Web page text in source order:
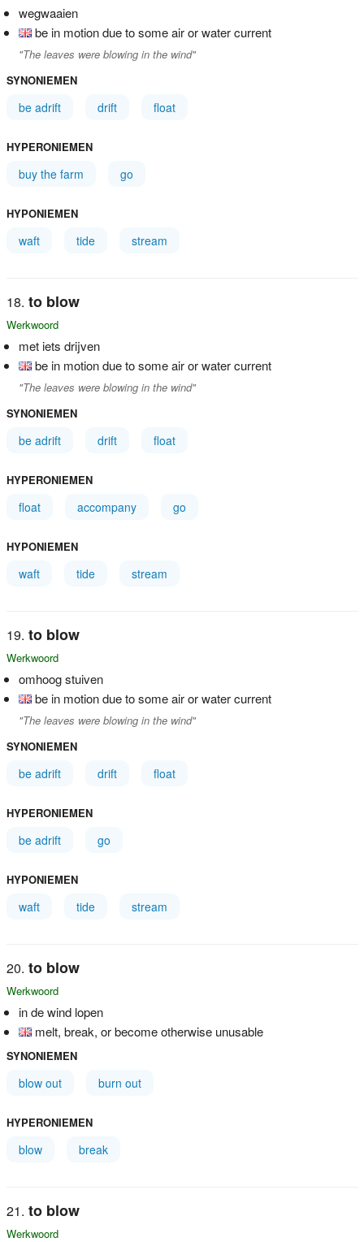
wegwaaien
be in motion due to some air or water current
"The leaves were blowing in the wind"
SYNONIEMEN
be adrift drift float
HYPERONIEMEN
buy the farm go
HYPONIEMEN
waft tide stream
to blow
Werkwoord
met iets drijven
be in motion due to some air or water current
"The leaves were blowing in the wind"
SYNONIEMEN
be adrift drift float
HYPERONIEMEN
float accompany go
HYPONIEMEN
waft tide stream
to blow
Werkwoord
omhoog stuiven
be in motion due to some air or water current
"The leaves were blowing in the wind"
SYNONIEMEN
be adrift drift float
HYPERONIEMEN
be adrift go
HYPONIEMEN
waft tide stream
to blow
Werkwoord
in de wind lopen
melt, break, or become otherwise unusable
SYNONIEMEN
blow out burn out
HYPERONIEMEN
blow break
to blow
Werkwoord